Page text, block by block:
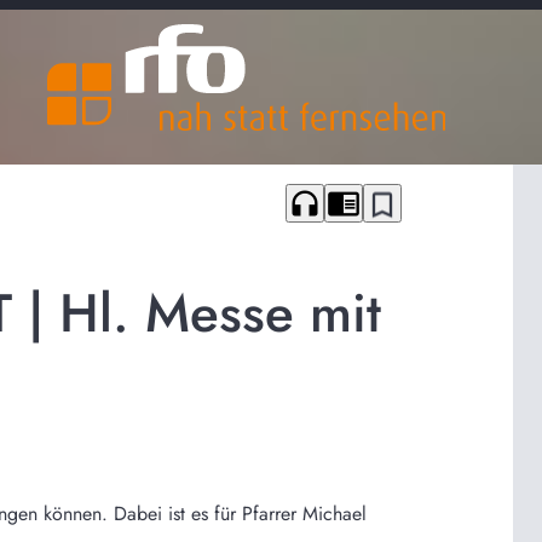
headphones chrome_reader_mode bookmark_border
| Hl. Messe mit
können. Dabei ist es für Pfarrer Michael